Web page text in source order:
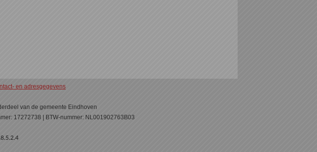
en adresgegevens
van de gemeente Eindhoven
17272738 | BTW-nummer: NL001902763B03